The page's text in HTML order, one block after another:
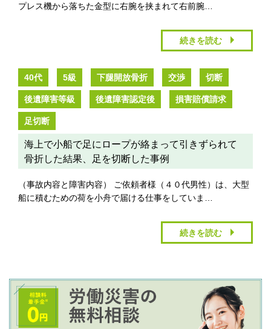
プレス機から落ちた金型に右腕を挟まれて右前腕…
続きを読む
40代 5級 下腿開放骨折 交渉 切断
後遺障害等級 後遺障害認定後 損害賠償請求
足切断
海上で小船で足にロープが絡まって引きずられて
骨折した結果、足を切断した事例
（事故内容と障害内容） ご依頼者様（４０代男性）は、大型
船に積むための荷を小舟で届ける仕事をしていま…
続きを読む